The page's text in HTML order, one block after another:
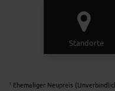
Standorte
1
Ehemaliger Neupreis